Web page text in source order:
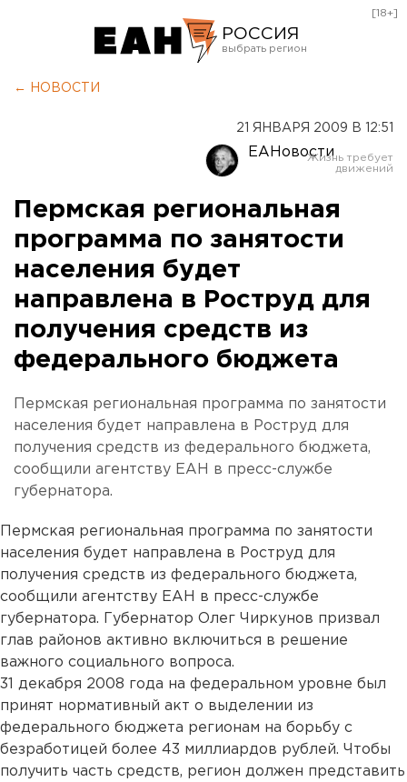
РОССИЯ
Оренбург
[18+]
← НОВОСТИ
21 ЯНВАРЯ 2009 В 12:51
ЕАНовости
Пермская региональная
программа по занятости
населения будет
направлена в Роструд для
получения средств из
федерального бюджета
Пермская региональная программа по занятости
населения будет направлена в Роструд для
получения средств из федерального бюджета,
сообщили агентству ЕАН в пресс-службе
губернатора.
Пермская региональная программа по занятости
населения будет направлена в Роструд для
получения средств из федерального бюджета,
сообщили агентству ЕАН в пресс-службе
губернатора. Губернатор Олег Чиркунов призвал
глав районов активно включиться в решение
важного социального вопроса.
31 декабря 2008 года на федеральном уровне был
принят нормативный акт о выделении из
федерального бюджета регионам на борьбу с
безработицей более 43 миллиардов рублей. Чтобы
получить часть средств, регион должен представить